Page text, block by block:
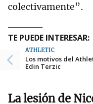
colectivamente”.
TE PUEDE INTERESAR:
ATHLETIC
Los motivos del
Edin Terzic
La lesión de